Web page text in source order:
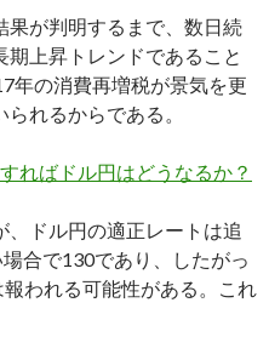
果が判明するまで、数日続
期上昇トレンドであること
年の消費再増税が景気を更
れるからである。
ればドル円はどうなるか？
ドル円の適正レートは追
合で130であり、したがっ
われる可能性がある。これ